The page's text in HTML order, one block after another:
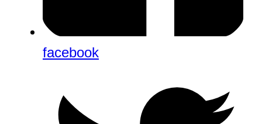
facebook